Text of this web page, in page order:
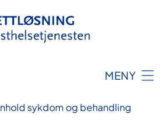
MENY
sykdom og behandling